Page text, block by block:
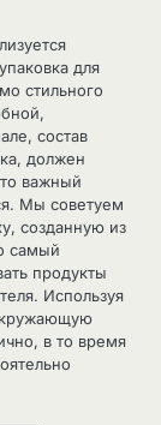
для
стильного
состав
должен
важный
Мы советуем
созданную из
самый
продукты
Используя
в то время